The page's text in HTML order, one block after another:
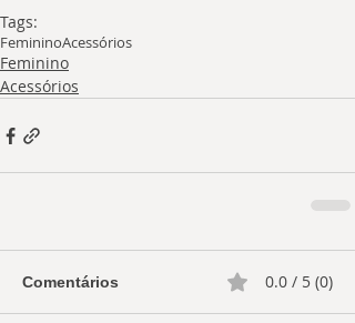
Tags:
FemininoAcessórios
Feminino
Acessórios
Comentários 0.0 / 5 (0)